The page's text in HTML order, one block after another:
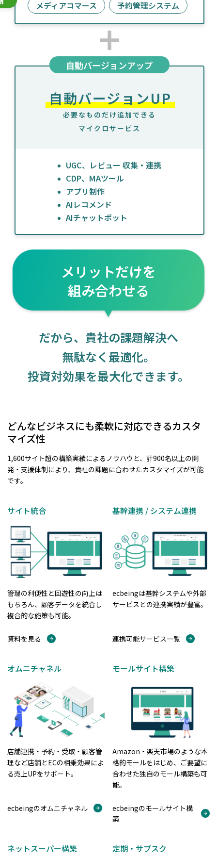
メディアコマース 予約管理システム
自動バージョンアップ
自動バージョンUP
必要なものだけ追加できる
マイクロサービス
UGC、レビュー 収集・連携
CDP、MAツール
アプリ制作
AIレコメンド
AIチャットポット
メリットだけを
組み合わせる
だから、貴社の課題解決へ
無駄なく最適化。
投資対効果を最大化できます。
どんなビジネスにも柔軟に対応できるカスタ
マイズ性
1,600サイト超の構築実績によるノウハウと、計900名以上の開
発・支援体制により、貴社の課題に合わせたカスタマイズが可能
です。
サイト統合
管理の利便性と回遊性の向上は
もちろん、顧客データを統合し
複合的な施策も可能。
資料を見る
基幹連携 / システム連携
ecbeingは基幹システムや外部
サービスとの連携実績が豊富。
連携可能サービス一覧
オムニチャネル
店舗連携・予約・受取・顧客管
理など店舗とECの相乗効果によ
る売上UPをサポート。
ecbeingのオムニチャネル
モールサイト構築
Amazon・楽天市場のような本
格的モールをはじめ、ご要望に
合わせた独自のモール構築も可
能。
ecbeingのモールサイト構
築
ネットスーパー構築 定期・サブスク